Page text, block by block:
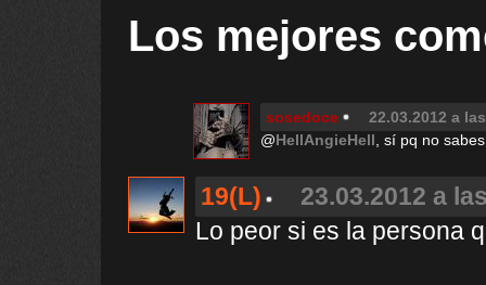
Los mejores
sosedoce
22.03.2012 a
@HellAngieHell , sí pq no
19(L)
23.03.2012 a
Lo peor si es la persona